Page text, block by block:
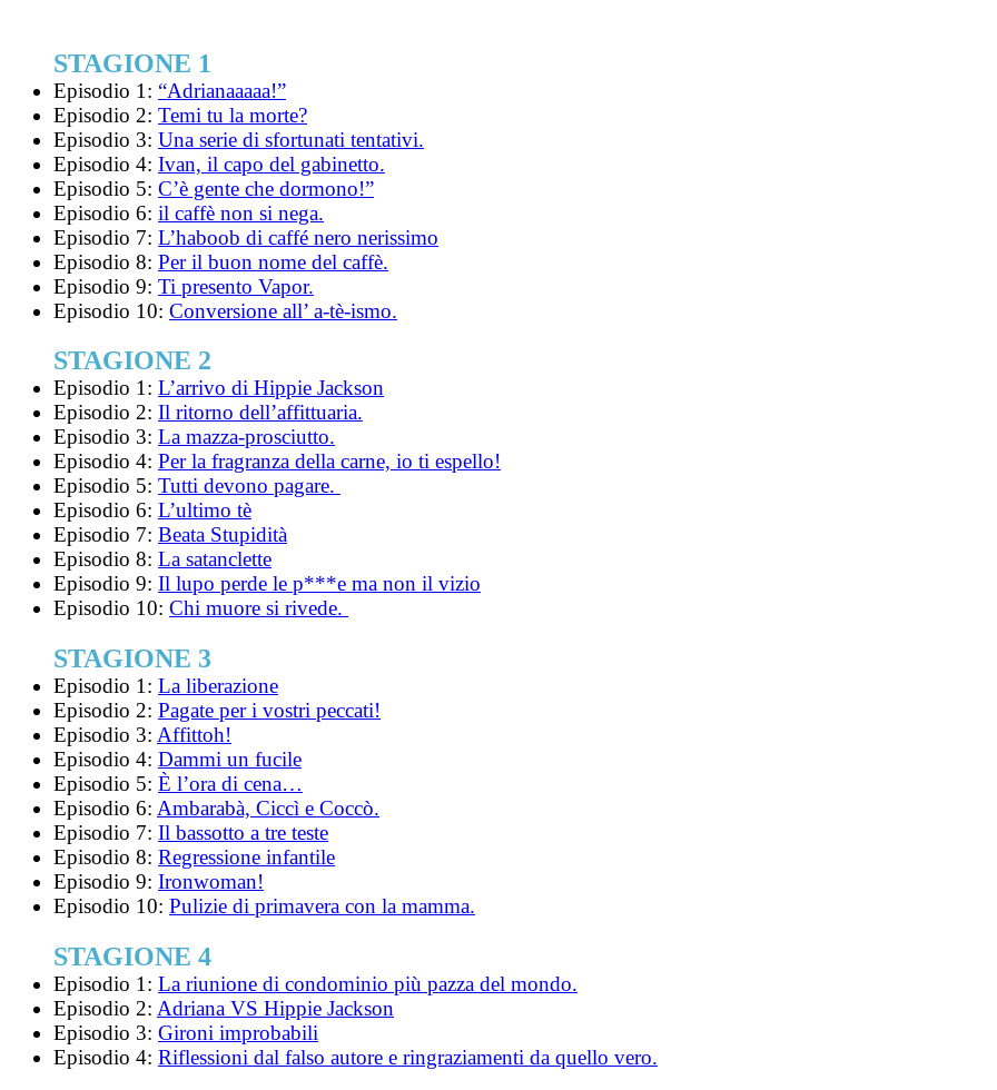
STAGIONE 1
Episodio 1: “Adrianaaaaa!”
Episodio 2: Temi tu la morte?
Episodio 3: Una serie di sfortunati tentativi.
Episodio 4: Ivan, il capo del gabinetto.
Episodio 5: C’è gente che dormono!”
Episodio 6: il caffè non si nega.
Episodio 7: L’haboob di caffé nero nerissimo
Episodio 8: Per il buon nome del caffè.
Episodio 9: Ti presento Vapor.
Episodio 10: Conversione all’ a-tè-ismo.
STAGIONE 2
Episodio 1: L’arrivo di Hippie Jackson
Episodio 2: Il ritorno dell’affittuaria.
Episodio 3: La mazza-prosciutto.
Episodio 4: Per la fragranza della carne, io ti espello!
Episodio 5: Tutti devono pagare.
Episodio 6: L’ultimo tè
Episodio 7: Beata Stupidità
Episodio 8: La satanclette
Episodio 9: Il lupo perde le p***e ma non il vizio
Episodio 10: Chi muore si rivede.
STAGIONE 3
Episodio 1: La liberazione
Episodio 2: Pagate per i vostri peccati!
Episodio 3: Affittoh!
Episodio 4: Dammi un fucile
Episodio 5: È l’ora di cena…
Episodio 6: Ambarabà, Ciccì e Coccò.
Episodio 7: Il bassotto a tre teste
Episodio 8: Regressione infantile
Episodio 9: Ironwoman!
Episodio 10: Pulizie di primavera con la mamma.
STAGIONE 4
Episodio 1: La riunione di condominio più pazza del mondo.
Episodio 2: Adriana VS Hippie Jackson
Episodio 3: Gironi improbabili
Episodio 4: Riflessioni dal falso autore e ringraziamenti da quello vero.